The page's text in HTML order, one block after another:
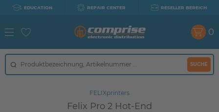
EDUCATION REPAIR CENTER RESELLER BEREICH
SUCHE
0
FELIXprinters
Felix Pro 2 Hot-End